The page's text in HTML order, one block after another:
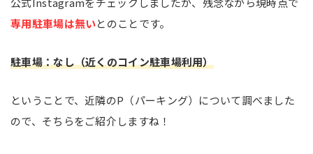
専用駐車場は無いとのことです。
駐車場：なし（近くのコイン駐車場利用）
ということで、近隣のP（パーキング）について調べました
ので、そちらをご紹介しますね！